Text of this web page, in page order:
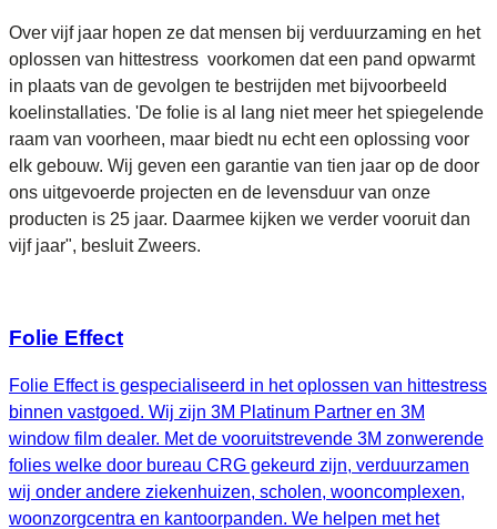
Over vijf jaar hopen ze dat mensen bij verduurzaming en het
oplossen van hittestress voorkomen dat een pand opwarmt
in plaats van de gevolgen te bestrijden met bijvoorbeeld
koelinstallaties. 'De folie is al lang niet meer het spiegelende
raam van voorheen, maar biedt nu echt een oplossing voor
elk gebouw. Wij geven een garantie van tien jaar op de door
ons uitgevoerde projecten en de levensduur van onze
producten is 25 jaar. Daarmee kijken we verder vooruit dan
vijf jaar", besluit Zweers.
Folie Effect
Folie Effect is gespecialiseerd in het oplossen van hittestress
binnen vastgoed. Wij zijn 3M Platinum Partner en 3M
window film dealer. Met de vooruitstrevende 3M zonwerende
folies welke door bureau CRG gekeurd zijn, verduurzamen
wij onder andere ziekenhuizen, scholen, wooncomplexen,
woonzorgcentra en kantoorpanden. We helpen met het